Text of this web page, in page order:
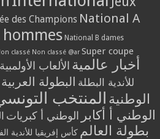
des Champions National A
National B dames
classé Non classé @ar Super coupe
أخبار عالمية الألعاب الأولمبية
للأندية البطلة البطولة
الوطنية المنتخب
الوطني أ أكابر الوطني أ كبريات
بطولة العالم كأس إفريقيا للأندية